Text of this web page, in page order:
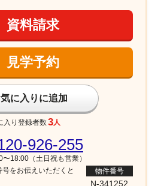
資料請求
見学予約
に入りに追加
入り登録者数3人
926-255
〜18:00（土日祝も営業）
号をお伝えいただくと
物件番号
N-341252